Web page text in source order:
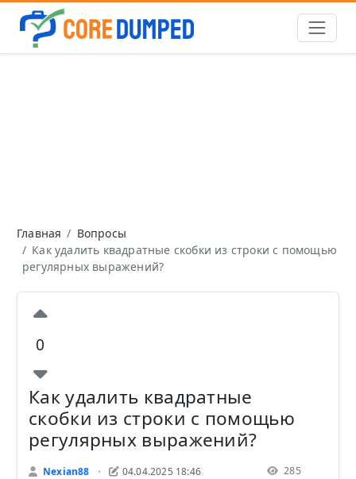
Главная
Вопросы
Как удалить квадратные скобки из строки с помощью
регулярных выражений?
0
Как удалить квадратные
скобки из строки с помощью
регулярных выражений?
Nexian88 • 04.04.2025 18:46 285